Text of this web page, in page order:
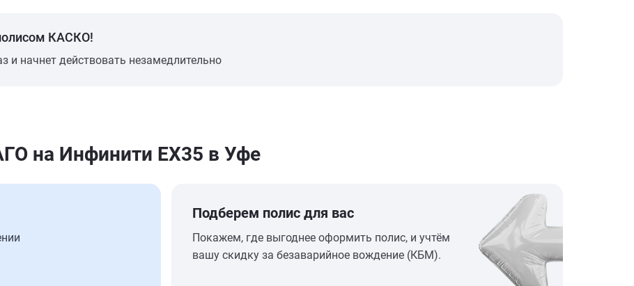
КАСКО!
и начнет действовать незамедлительно
на Инфинити EX35 в Уфе
Подберем полис для вас
Покажем, где выгоднее оформить полис, и учтём
вашу скидку за безаварийное вождение (КБМ).